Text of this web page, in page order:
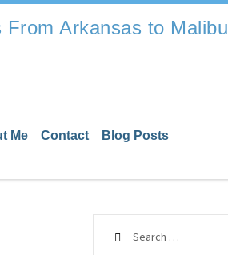
From Arkansas to Malibu
Me Contact Blog Posts